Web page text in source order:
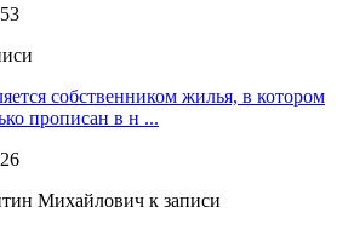
собственником жилья, в котором
прописан в н ...
Михайлович к записи